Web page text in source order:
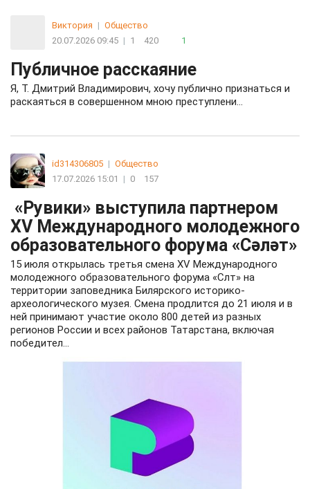
Виктория | Общество
20.07.2026 09:45 | 1 420 1
Публичное расскаяние
Я, Т. Дмитрий Владимирович, хочу публично признаться и
раскаяться в совершенном мною преступлени…
id314306805 | Общество
17.07.2026 15:01
| 0 157
«Рувики» выступила партнером
XV Международного молодежного
образовательного форума «Сәләт»
15 июля открылась третья смена XV Международного
молодежного образовательного форума «Слт» на
территории заповедника Билярского историко-
археологического музея. Смена продлится до 21 июля и в
ней принимают участие около 800 детей из разных
регионов России и всех районов Татарстана, включая
победител...